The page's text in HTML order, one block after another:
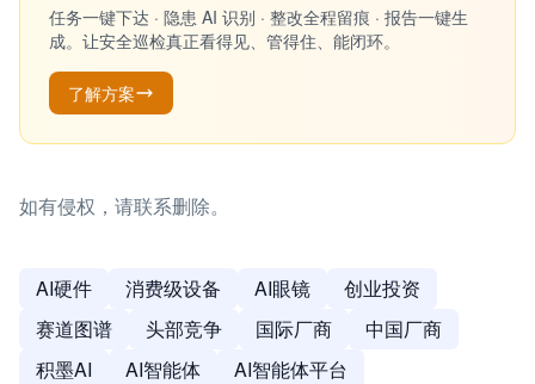
任务一键下达 · 隐患 AI 识别 · 整改全程留痕 · 报告一键生
成。让安全巡检真正看得见、管得住、能闭环。
了解方案
如有侵权，请联系删除。
AI硬件 消费级设备 AI眼镜
创业投资
赛道图谱
头部竞争 国际厂商
中国厂商
积墨AI
AI智能体
AI智能体平台